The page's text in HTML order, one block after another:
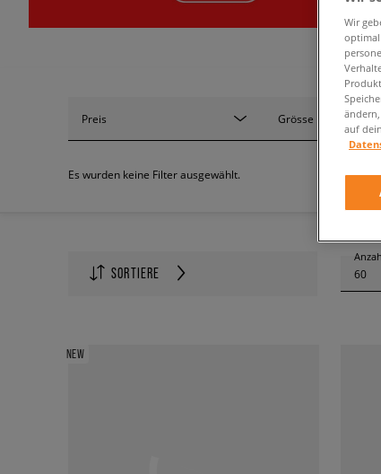
SORTIERE 60
Preis Grösse
Es wurden keine Filter ausgewählt.
NEW
Wir
optimal
auf